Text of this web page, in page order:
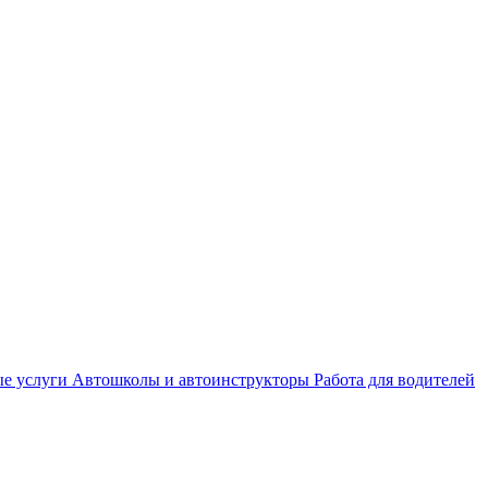
услуги Автошколы и автоинструкторы Работа для водителей